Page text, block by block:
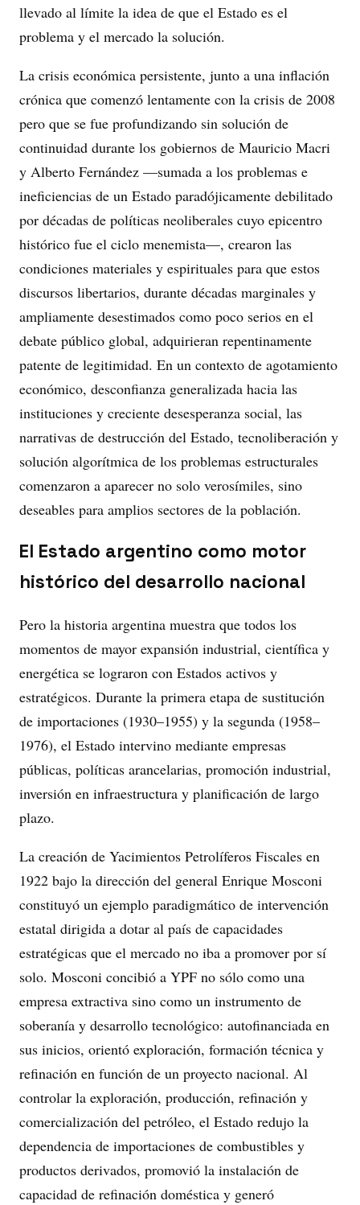
llevado al límite la idea de que el Estado es el
problema y el mercado la solución.
La crisis económica persistente, junto a una inflación
crónica que comenzó lentamente con la crisis de 2008
pero que se fue profundizando sin solución de
continuidad durante los gobiernos de Mauricio Macri
y Alberto Fernández —sumada a los problemas e
ineficiencias de un Estado paradójicamente debilitado
por décadas de políticas neoliberales cuyo epicentro
histórico fue el ciclo menemista—, crearon las
condiciones materiales y espirituales para que estos
discursos libertarios, durante décadas marginales y
ampliamente desestimados como poco serios en el
debate público global, adquirieran repentinamente
patente de legitimidad. En un contexto de agotamiento
económico, desconfianza generalizada hacia las
instituciones y creciente desesperanza social, las
narrativas de destrucción del Estado, tecnoliberación y
solución algorítmica de los problemas estructurales
comenzaron a aparecer no solo verosímiles, sino
deseables para amplios sectores de la población.
El Estado argentino como motor
histórico del desarrollo nacional
Pero la historia argentina muestra que todos los
momentos de mayor expansión industrial, científica y
energética se lograron con Estados activos y
estratégicos. Durante la primera etapa de sustitución
de importaciones (1930–1955) y la segunda (1958–
1976), el Estado intervino mediante empresas
públicas, políticas arancelarias, promoción industrial,
inversión en infraestructura y planificación de largo
plazo.
La creación de Yacimientos Petrolíferos Fiscales en
1922 bajo la dirección del general Enrique Mosconi
constituyó un ejemplo paradigmático de intervención
estatal dirigida a dotar al país de capacidades
estratégicas que el mercado no iba a promover por sí
solo. Mosconi concibió a YPF no sólo como una
empresa extractiva sino como un instrumento de
soberanía y desarrollo tecnológico: autofinanciada en
sus inicios, orientó exploración, formación técnica y
refinación en función de un proyecto nacional. Al
controlar la exploración, producción, refinación y
comercialización del petróleo, el Estado redujo la
dependencia de importaciones de combustibles y
productos derivados, promovió la instalación de
capacidad de refinación doméstica y generó